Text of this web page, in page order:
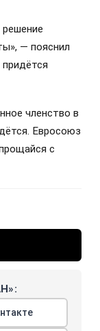
— пояснил
членство в
Евросоюз
с